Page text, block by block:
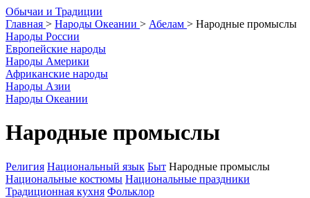
Обычаи и Традиции
Главная > Народы Океании > Абелам > Народные промыслы
Народы России
Европейские народы
Народы Америки
Африканские народы
Народы Азии
Народы Океании
Народные промыслы
Религия Национальный язык Быт Народные промыслы
Национальные костюмы Национальные праздники
Традиционная кухня Фольклор